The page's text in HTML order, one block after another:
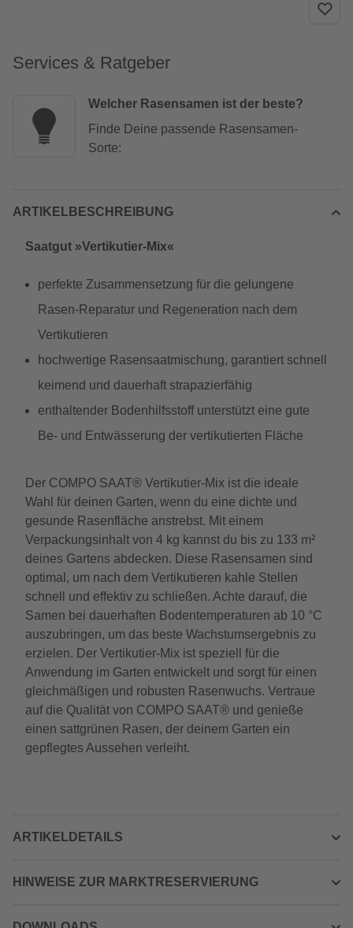
Services & Ratgeber
Welcher Rasensamen ist der beste?
Finde Deine passende Rasensamen-
Sorte:
ARTIKELBESCHREIBUNG
Saatgut »Vertikutier-Mix«
perfekte Zusammensetzung für die gelungene
Rasen-Reparatur und Regeneration nach dem
Vertikutieren
hochwertige Rasensaatmischung, garantiert schnell
keimend und dauerhaft strapazierfähig
enthaltender Bodenhilfsstoff unterstützt eine gute
Be- und Entwässerung der vertikutierten Fläche
Der COMPO SAAT® Vertikutier-Mix ist die ideale
Wahl für deinen Garten, wenn du eine dichte und
gesunde Rasenfläche anstrebst. Mit einem
Verpackungsinhalt von 4 kg kannst du bis zu 133 m²
deines Gartens abdecken. Diese Rasensamen sind
optimal, um nach dem Vertikutieren kahle Stellen
schnell und effektiv zu schließen. Achte darauf, die
Samen bei dauerhaften Bodentemperaturen ab 10 °C
auszubringen, um das beste Wachstumsergebnis zu
erzielen. Der Vertikutier-Mix ist speziell für die
Anwendung im Garten entwickelt und sorgt für einen
gleichmäßigen und robusten Rasenwuchs. Vertraue
auf die Qualität von COMPO SAAT® und genieße
einen sattgrünen Rasen, der deinem Garten ein
gepflegtes Aussehen verleiht.
ARTIKELDETAILS
HINWEISE ZUR MARKTRESERVIERUNG